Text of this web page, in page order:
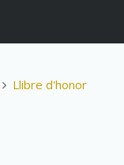
Llibre d'honor